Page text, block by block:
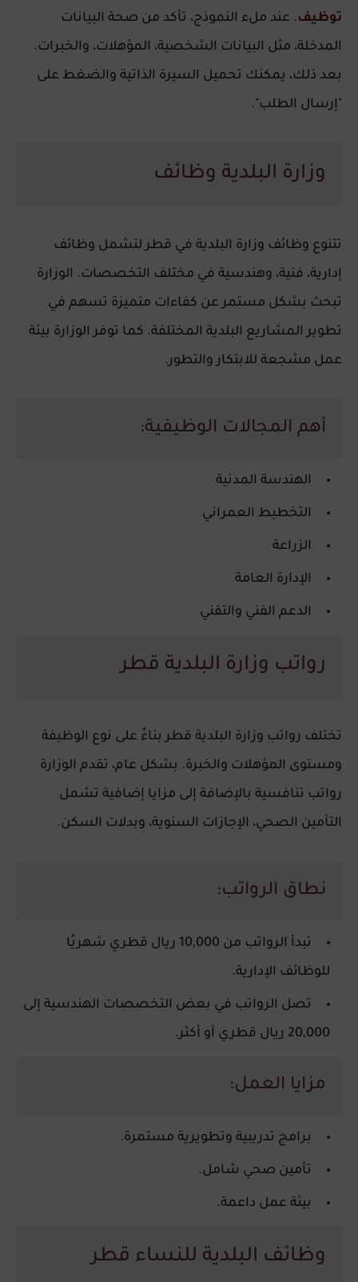
توظيف. عند ملء النموذج، تأكد من صحة البيانات
المدخلة، مثل البيانات الشخصية، المؤهلات، والخبرات.
بعد ذلك، يمكنك تحميل السيرة الذاتية والضغط على
"إرسال الطلب".
وزارة البلدية وظائف
تتنوع وظائف وزارة البلدية في قطر لتشمل وظائف
إدارية، فنية، وهندسية في مختلف التخصصات. الوزارة
تبحث بشكل مستمر عن كفاءات متميزة تسهم في
تطوير المشاريع البلدية المختلفة. كما توفر الوزارة بيئة
عمل مشجعة للابتكار والتطور.
أهم المجالات الوظيفية:
الهندسة المدنية
التخطيط العمراني
الزراعة
الإدارة العامة
الدعم الفني والتقني
رواتب وزارة البلدية قطر
تختلف رواتب وزارة البلدية قطر بناءً على نوع الوظيفة
ومستوى المؤهلات والخبرة. بشكل عام، تقدم الوزارة
رواتب تنافسية بالإضافة إلى مزايا إضافية تشمل
التأمين الصحي، الإجازات السنوية، وبدلات السكن.
نطاق الرواتب:
تبدأ الرواتب من 10,000 ريال قطري شهريًا
للوظائف الإدارية.
تصل الرواتب في بعض التخصصات الهندسية إلى
20,000 ريال قطري أو أكثر.
مزايا العمل:
برامج تدريبية وتطويرية مستمرة.
تأمين صحي شامل.
بيئة عمل داعمة.
وظائف البلدية للنساء قطر